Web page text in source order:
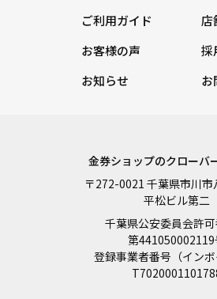
ご利用ガイド
お客様の声
お知らせ
店
採
お
金券ショップのクローバ
〒272-0021 千葉県市川
平松ビル第二
千葉県公安委員会許可
第441050002119
登録事業者番号（インボ